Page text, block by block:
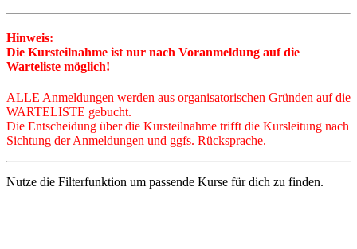
Hinweis:
Die Kursteilnahme ist nur nach Voranmeldung auf die
Warteliste möglich!
ALLE Anmeldungen werden aus organisatorischen Gründen auf die
WARTELISTE gebucht.
Die Entscheidung über die Kursteilnahme trifft die Kursleitung nach
Sichtung der Anmeldungen und ggfs. Rücksprache.
Nutze die Filterfunktion um passende Kurse für dich zu finden.